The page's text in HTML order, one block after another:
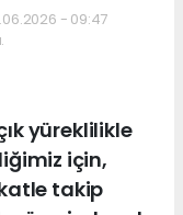
- 09:47
yüreklilikle
için,
takip